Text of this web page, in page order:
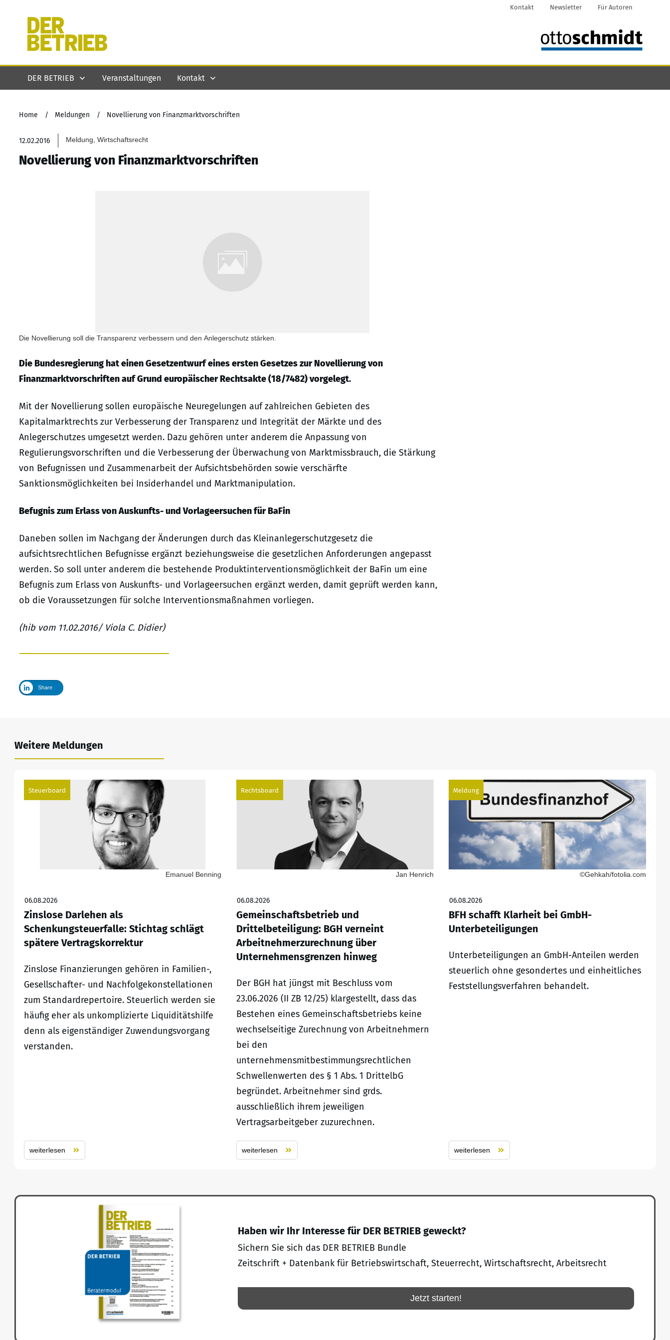
Kontakt Newsletter Für Autoren
DER BETRIEB Veranstaltungen Kontakt
Home / Meldungen / Novellierung von Finanzmarktvorschriften
12.02.2016 Meldung, Wirtschaftsrecht
Novellierung von Finanzmarktvorschriften
Die Novellierung soll die Transparenz verbessern und den Anlegerschutz stärken.
Die Bundesregierung hat einen Gesetzentwurf eines ersten Gesetzes zur Novellierung von
Finanzmarktvorschriften auf Grund europäischer Rechtsakte (18/7482) vorgelegt.
Mit der Novellierung sollen europäische Neuregelungen auf zahlreichen Gebieten des
Kapitalmarktrechts zur Verbesserung der Transparenz und Integrität der Märkte und des
Anlegerschutzes umgesetzt werden. Dazu gehören unter anderem die Anpassung von
Regulierungsvorschriften und die Verbesserung der Überwachung von Marktmissbrauch, die Stärkung
von Befugnissen und Zusammenarbeit der Aufsichtsbehörden sowie verschärfte
Sanktionsmöglichkeiten bei Insiderhandel und Marktmanipulation.
Befugnis zum Erlass von Auskunfts- und Vorlageersuchen für BaFin
Daneben sollen im Nachgang der Änderungen durch das Kleinanlegerschutzgesetz die
aufsichtsrechtlichen Befugnisse ergänzt beziehungsweise die gesetzlichen Anforderungen angepasst
werden. So soll unter anderem die bestehende Produktinterventionsmöglichkeit der BaFin um eine
Befugnis zum Erlass von Auskunfts- und Vorlageersuchen ergänzt werden, damit geprüft werden kann,
ob die Voraussetzungen für solche Interventionsmaßnahmen vorliegen.
(hib vom 11.02.2016/ Viola C. Didier)
Share
Weitere Meldungen
Steuerboard
Emanuel Benning
06.08.2026
Zinslose Darlehen als
Schenkungsteuerfalle: Stichtag schlägt
spätere Vertragskorrektur
Zinslose Finanzierungen gehören in Familien-,
Gesellschafter- und Nachfolgekonstellationen
zum Standardrepertoire. Steuerlich werden sie
häufig eher als unkomplizierte Liquiditätshilfe
denn als eigenständiger Zuwendungsvorgang
verstanden.
weiterlesen
Rechtsboard
Jan Henrich
06.08.2026
Gemeinschaftsbetrieb und
Drittelbeteiligung: BGH verneint
Arbeitnehmerzurechnung über
Unternehmensgrenzen hinweg
Der BGH hat jüngst mit Beschluss vom
23.06.2026 (II ZB 12/25) klargestellt, dass das
Bestehen eines Gemeinschaftsbetriebs keine
wechselseitige Zurechnung von Arbeitnehmern
bei den
unternehmensmitbestimmungsrechtlichen
Schwellenwerten des § 1 Abs. 1 DrittelbG
begründet. Arbeitnehmer sind grds.
ausschließlich ihrem jeweiligen
Vertragsarbeitgeber zuzurechnen.
weiterlesen
Meldung
©Gehkah/fotolia.com
06.08.2026
BFH schafft Klarheit bei GmbH-
Unterbeteiligungen
Unterbeteiligungen an GmbH-Anteilen werden
steuerlich ohne gesondertes und einheitliches
Feststellungsverfahren behandelt.
weiterlesen
Haben wir Ihr Interesse für DER BETRIEB geweckt?
Sichern Sie sich das DER BETRIEB Bundle
Zeitschrift + Datenbank für Betriebswirtschaft, Steuerrecht, Wirtschaftsrecht, Arbeitsrecht
Jetzt starten!